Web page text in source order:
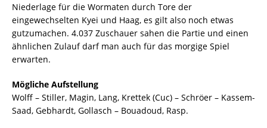
Niederlage für die Wormaten durch Tore der
eingewechselten Kyei und Haag, es gilt also noch etwas
gutzumachen. 4.037 Zuschauer sahen die Partie und einen
ähnlichen Zulauf darf man auch für das morgige Spiel
erwarten.
Mögliche Aufstellung
Wolff – Stiller, Magin, Lang, Krettek (Cuc) – Schröer – Kassem-
Saad, Gebhardt, Gollasch – Bouadoud, Rasp.